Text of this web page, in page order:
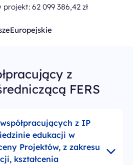
62 099 386,42 zł
z
FERS
z IP
edukacji w
Projektów, z zakresu
kształcenia